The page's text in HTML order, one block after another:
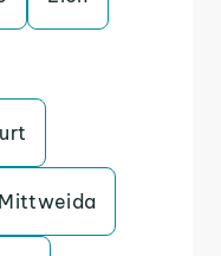
Mittweida